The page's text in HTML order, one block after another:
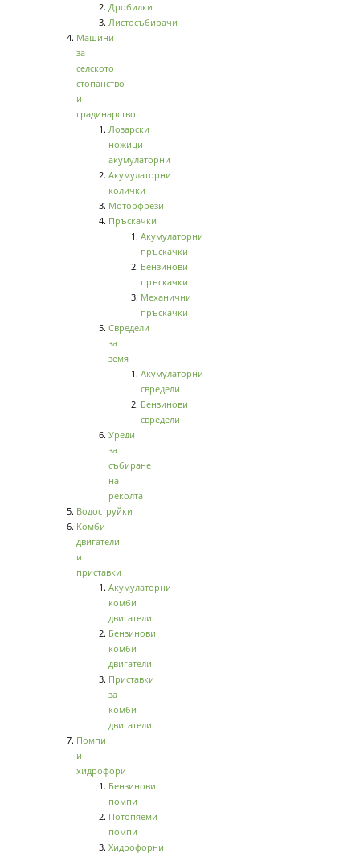
Дробилки
Листосъбирачи
Машини
за
селското
стопанство
и
градинарство
Лозарски
ножици
акумулаторни
Акумулаторни
колички
Моторфрези
Пръскачки
Акумулаторни
пръскачки
Бензинови
пръскачки
Механични
пръскачки
Свредели
за
земя
Акумулаторни
свредели
Бензинови
свредели
Уреди
за
събиране
на
реколта
Водоструйки
Комби
двигатели
и
приставки
Акумулаторни
комби
двигатели
Бензинови
комби
двигатели
Приставки
за
комби
двигатели
Помпи
и
хидрофори
Бензинови
помпи
Потопяеми
помпи
Хидрофорни